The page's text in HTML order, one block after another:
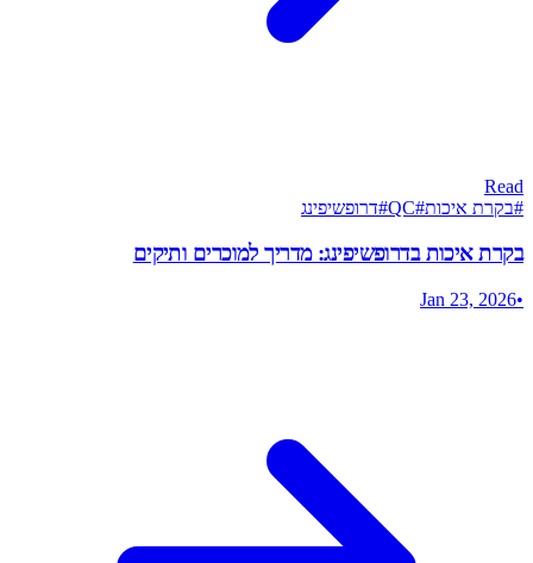
Read
#בקרת איכות#
QC
#דרופשיפינג
בקרת איכות בדרופשיפינג: מדריך למוכרים ותיקים
Jan 23, 2026•